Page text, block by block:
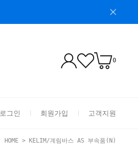
0
로그인 회원가입 고객지원
HOME > KELIM/계림바스 AS 부속품(N)